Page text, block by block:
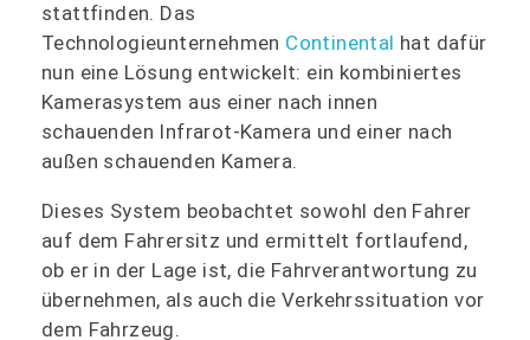
stattfinden. Das
Technologieunternehmen Continental hat dafür
nun eine Lösung entwickelt: ein kombiniertes
Kamerasystem aus einer nach innen
schauenden Infrarot-Kamera und einer nach
außen schauenden Kamera.
Dieses System beobachtet sowohl den Fahrer
auf dem Fahrersitz und ermittelt fortlaufend,
ob er in der Lage ist, die Fahrverantwortung zu
übernehmen, als auch die Verkehrssituation vor
dem Fahrzeug.